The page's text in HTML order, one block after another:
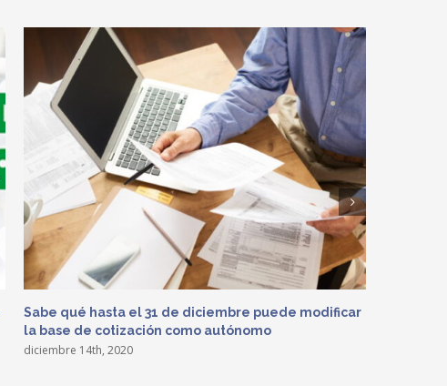
Sabe qué hasta el 31 de diciembre puede modificar
la base de cotización como autónomo
diciembre 14th, 2020